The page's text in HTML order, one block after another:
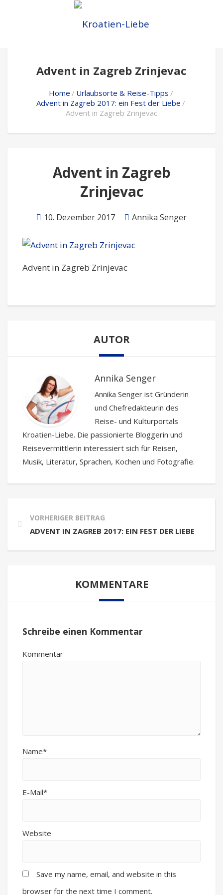
Advent in Zagreb Zrinjevac
Home
Urlaubsorte & Reise-Tipps
Advent in Zagreb 2017: ein Fest der Liebe
Advent in Zagreb Zrinjevac
Advent in Zagreb
Zrinjevac
10. Dezember 2017 Annika Senger
Advent in Zagreb Zrinjevac
AUTOR
Annika Senger
Annika Senger ist Gründerin
und Chefredakteurin des
Reise- und Kulturportals
Kroatien-Liebe. Die passionierte Bloggerin und
Reisevermittlerin interessiert sich für Reisen,
Musik, Literatur, Sprachen, Kochen und Fotografie.
VORHERIGER BEITRAG
ADVENT IN ZAGREB 2017: EIN FEST DER LIEBE
KOMMENTARE
Schreibe einen Kommentar
Kommentar
Name*
E-Mail*
Website
Save my name, email, and website in this
browser for the next time I comment.